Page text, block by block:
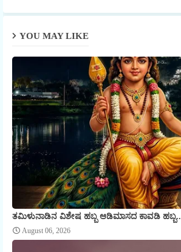
YOU MAY LIKE
ತಮಿಳುನಾಡಿನ ವಿಶೇಷ ಹಬ್ಬ ಆಡಿಮಾಸದ ಕಾವಡಿ ಹಬ್ಬ..
August 06, 2026